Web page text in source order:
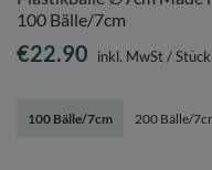
100 Bälle/7cm
100 Bälle/7cm 200 Bälle/
€22.90 inkl. MwSt/Stück